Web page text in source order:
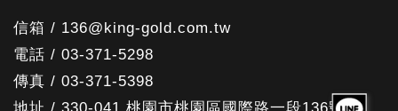
信箱 / 136@king-gold.com.tw
電話 / 03-371-5298
傳真 / 03-371-5398
地址 / 330-041 桃園市桃園區國際路一段136號